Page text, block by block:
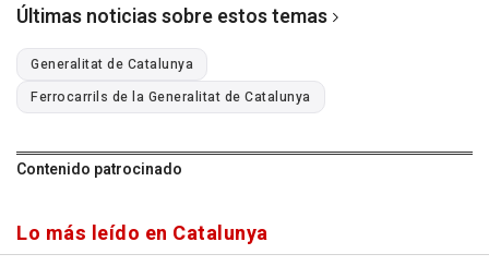
Últimas noticias sobre estos temas
Generalitat de Catalunya
Ferrocarrils de la Generalitat de Catalunya
Contenido patrocinado
Lo más leído en Catalunya